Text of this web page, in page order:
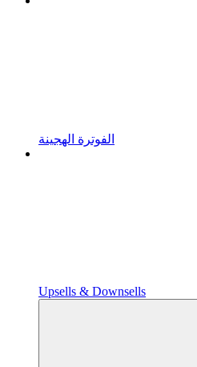
الفوترة الهجينة
Upsells & Downsells